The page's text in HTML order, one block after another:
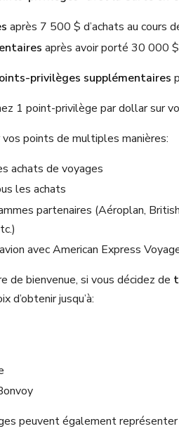
après 7 500 $ d’achats au cours
après avoir porté 30 000 $
privilèges supplémentaires
1 point-privilège par dollar sur
points de multiples manières:
achats de voyages
les achats
partenaires (Aéroplan,
avec American Express
de bienvenue, si vous décidez de
d’obtenir jusqu’à:
peuvent également